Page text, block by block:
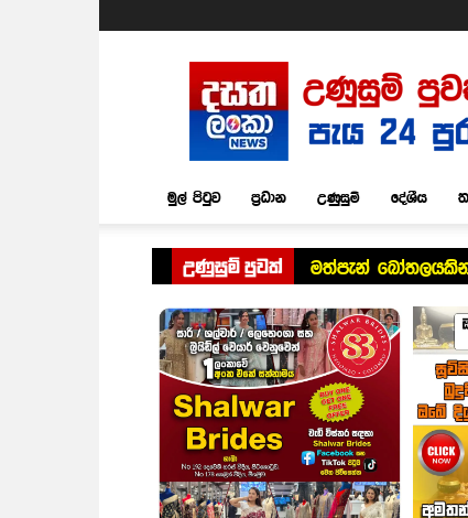
Dasatha
Lanka
News
මුල් පිටුව ප්‍රධාන උණුසුම් දේශීය
උණුසුම් පුවත් මත්පැන්